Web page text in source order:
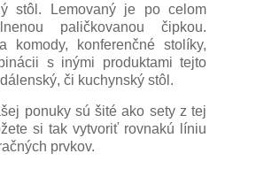
stôl. Lemovaný je po celom
paličkovanou čipkou.
komody, konferenčné stolíky,
s inými produktami tejto
či kuchynský stôl.
ponuky sú šité ako sety z tej
si tak vytvoriť rovnakú líniu
prvkov.